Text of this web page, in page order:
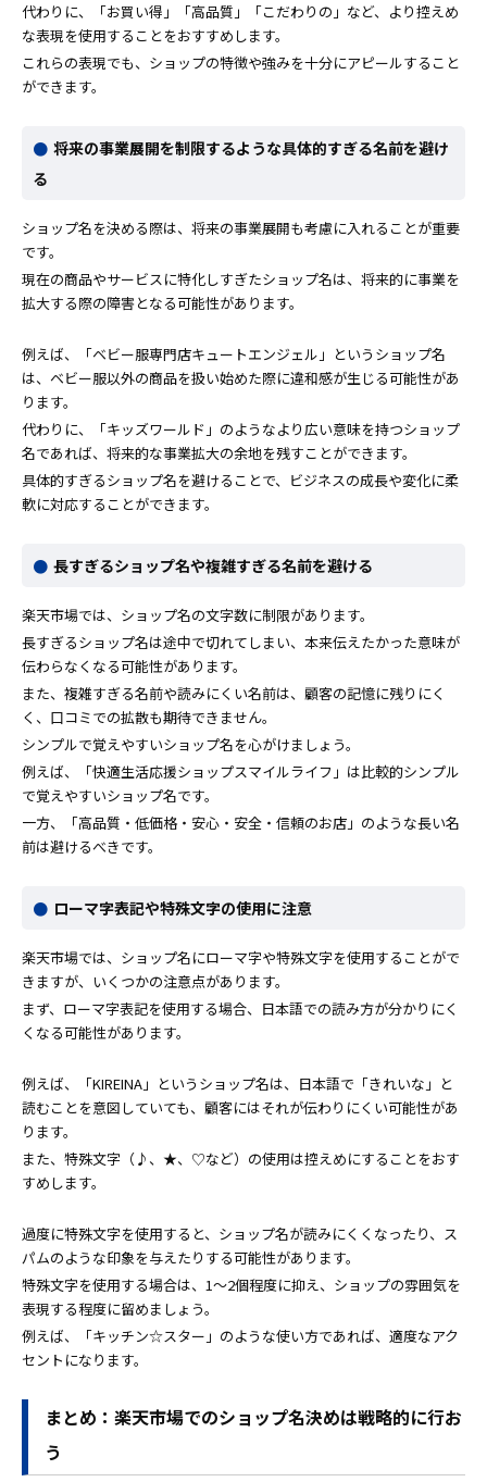
代わりに、「お買い得」「高品質」「こだわりの」など、より控えめ
な表現を使用することをおすすめします。
これらの表現でも、ショップの特徴や強みを十分にアピールすること
ができます。
将来の事業展開を制限するような具体的すぎる名前を避け
る
ショップ名を決める際は、将来の事業展開も考慮に入れることが重要
です。
現在の商品やサービスに特化しすぎたショップ名は、将来的に事業を
拡大する際の障害となる可能性があります。
例えば、「ベビー服専門店キュートエンジェル」というショップ名
は、ベビー服以外の商品を扱い始めた際に違和感が生じる可能性があ
ります。
代わりに、「キッズワールド」のようなより広い意味を持つショップ
名であれば、将来的な事業拡大の余地を残すことができます。
具体的すぎるショップ名を避けることで、ビジネスの成長や変化に柔
軟に対応することができます。
長すぎるショップ名や複雑すぎる名前を避ける
楽天市場では、ショップ名の文字数に制限があります。
長すぎるショップ名は途中で切れてしまい、本来伝えたかった意味が
伝わらなくなる可能性があります。
また、複雑すぎる名前や読みにくい名前は、顧客の記憶に残りにく
く、口コミでの拡散も期待できません。
シンプルで覚えやすいショップ名を心がけましょう。
例えば、「快適生活応援ショップスマイルライフ」は比較的シンプル
で覚えやすいショップ名です。
一方、「高品質・低価格・安心・安全・信頼のお店」のような長い名
前は避けるべきです。
ローマ字表記や特殊文字の使用に注意
楽天市場では、ショップ名にローマ字や特殊文字を使用することがで
きますが、いくつかの注意点があります。
まず、ローマ字表記を使用する場合、日本語での読み方が分かりにく
くなる可能性があります。
例えば、「KIREINA」というショップ名は、日本語で「きれいな」と
読むことを意図していても、顧客にはそれが伝わりにくい可能性があ
ります。
また、特殊文字（♪、★、♡など）の使用は控えめにすることをおす
すめします。
過度に特殊文字を使用すると、ショップ名が読みにくくなったり、ス
パムのような印象を与えたりする可能性があります。
特殊文字を使用する場合は、1〜2個程度に抑え、ショップの雰囲気を
表現する程度に留めましょう。
例えば、「キッチン☆スター」のような使い方であれば、適度なアク
セントになります。
まとめ：楽天市場でのショップ名決めは戦略的に行お
う